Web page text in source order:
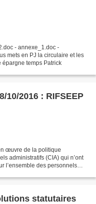
mets en PJ la circulaire et les
épargne temps Patrick
10/2016 : RIFSEEP
œuvre de la politique
administratifs (CIA) qui n’ont
l’ensemble des personnels
statutaires